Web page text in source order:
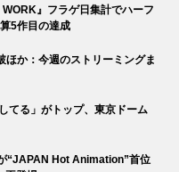
』フラゲ日集計でハーフ
5作目の達成
ほか：今週のストリーミングま
てる」がトップ、東京ドーム
“JAPAN Hot Animation”首位